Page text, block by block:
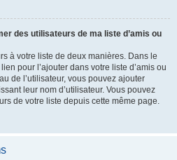
des utilisateurs de ma liste d’amis ou
à votre liste de deux manières. Dans le
pour l’ajouter dans votre liste d’amis ou
de l’utilisateur, vous pouvez ajouter
leur nom d’utilisateur. Vous pouvez
de votre liste depuis cette même page.